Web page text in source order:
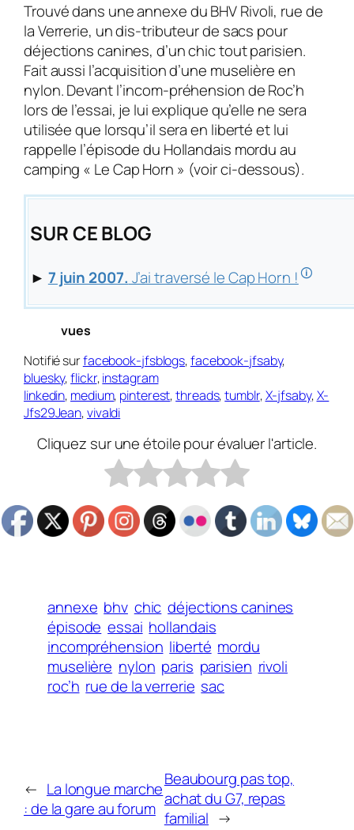
Trouvé dans une annexe du BHV Rivoli, rue de
la Verrerie, un dis-tributeur de sacs pour
déjections canines, d’un chic tout parisien.
Fait aussi l’acquisition d’une muselière en
nylon. Devant l’incom-préhension de Roc’h
lors de l’essai, je lui explique qu’elle ne sera
utilisée que lorsqu’il sera en liberté et lui
rappelle l’épisode du Hollandais mordu au
camping « Le Cap Horn » (voir ci-dessous).
SUR CE BLOG
► 7 juin 2007. J’ai traversé le Cap Horn ! 🛈
vues
Notifié surfacebook-jfsblogs,facebook-jfsaby,
bluesky,flickr,instagram
linkedin, medium, pinterest,threads,tumblr,X-jfsaby,X-
Jfs29Jean,vivaldi
Cliquez sur une étoile pour évaluer l'article.
annexe bhv chic déjections canines
épisode essai hollandais
incompréhension liberté mordu
muselière nylon paris parisien rivoli
roc’h rue de la verrerie sac
← La longue marche
: de la gare au forum
Beaubourg pas top,
achat du G7, repas
familial →